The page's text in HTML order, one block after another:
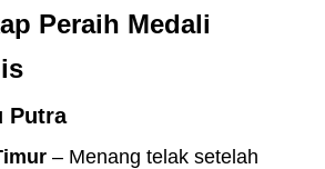
Peraih Medali
Putra
– Menang telak setelah